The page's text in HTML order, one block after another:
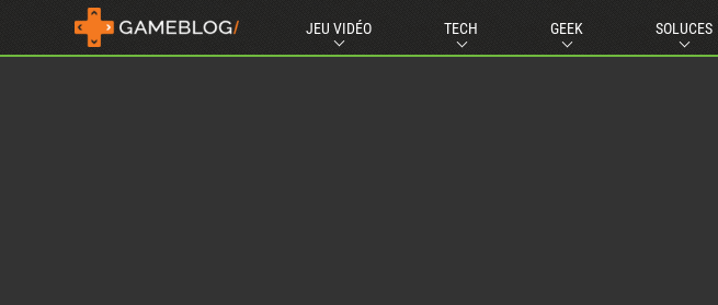
JEU VIDÉO TECH GEEK SOLUCES